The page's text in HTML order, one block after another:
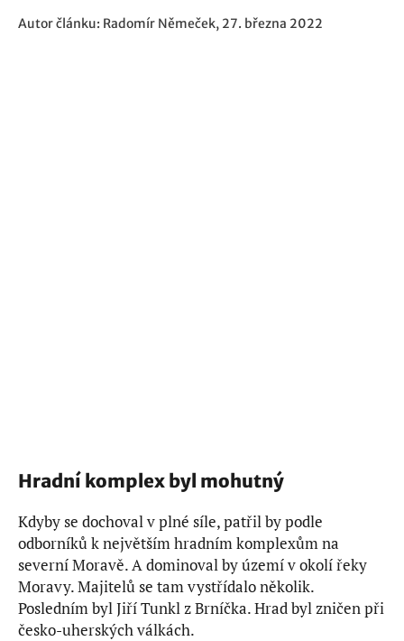
Autor článku: Radomír Němeček, 27. března 2022
Hradní komplex byl mohutný
Kdyby se dochoval v plné síle, patřil by podle
odborníků k největším hradním komplexům na
severní Moravě. A dominoval by území v okolí řeky
Moravy. Majitelů se tam vystřídalo několik.
Posledním byl Jiří Tunkl z Brníčka. Hrad byl zničen při
česko-uherských válkách.